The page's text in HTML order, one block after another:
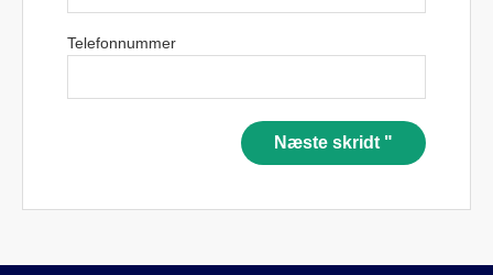
Telefonnummer
Næste skridt "